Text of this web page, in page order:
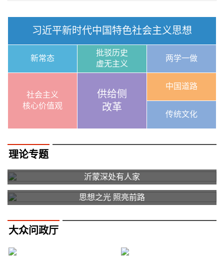
习近平新时代中国特色社会主义思想
新常态
批驳历史
虚无主义
两学一做
社会主义
核心价值观
供给侧
改革
中国道路
传统文化
理论专题
沂蒙深处有人家
思想之光 照亮前路
大众问政厅